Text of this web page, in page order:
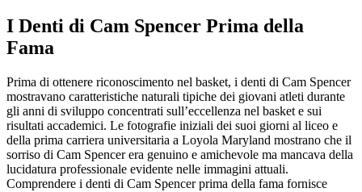
I Denti di Cam Spencer Prima della
Fama
Prima di ottenere riconoscimento nel basket, i denti di Cam Spencer
mostravano caratteristiche naturali tipiche dei giovani atleti durante
gli anni di sviluppo concentrati sull’eccellenza nel basket e sui
risultati accademici. Le fotografie iniziali dei suoi giorni al liceo e
della prima carriera universitaria a Loyola Maryland mostrano che il
sorriso di Cam Spencer era genuino e amichevole ma mancava della
lucidatura professionale evidente nelle immagini attuali.
Comprendere i denti di Cam Spencer prima della fama fornisce